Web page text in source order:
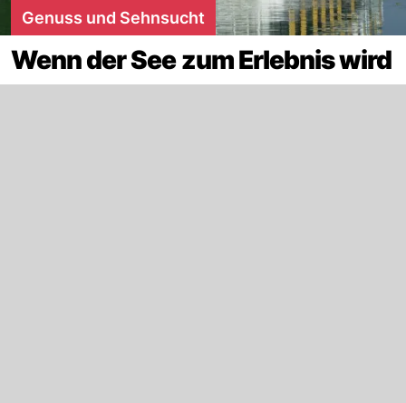
Genuss und Sehnsucht
Wenn der See zum Erlebnis wird